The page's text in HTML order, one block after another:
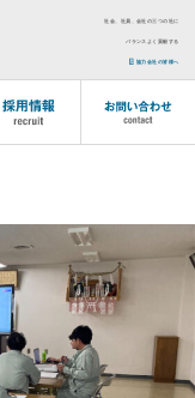
社会、社員、会社の三つの社に
バランスよく貢献する
協力会社の皆様へ